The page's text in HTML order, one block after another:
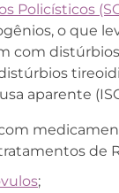
Policísticos
o que
com
aparente
de
;